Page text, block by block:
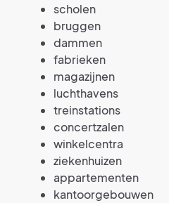
scholen
bruggen
dammen
fabrieken
magazijnen
luchthavens
treinstations
concertzalen
winkelcentra
ziekenhuizen
appartementen
kantoorgebouwen